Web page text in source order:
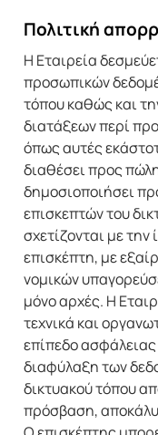
Πολιτική
Η Εταιρεία
προσωπικών
τόπου καθώς και
διατάξεων περί
όπως αυτές
διαθέσει προς
δημοσιοποιήσει
επισκεπτών του
σχετίζονται με
επισκέπτη, με
νομικών
μόνο αρχές. Η
τεχνικά και
επίπεδο ασφάλειας
διαφύλαξη των
δικτυακού τόπου
πρόσβαση,